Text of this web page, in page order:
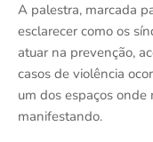
A palestra, marcada
esclarecer como os
atuar na prevenção,
casos de violência
um dos espaços onde
manifestando.